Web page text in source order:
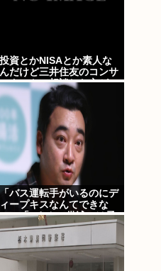
投資とかNISAとか素人な
んだけど三井住友のコンサ
ルタントに相談した方がい
いのか？
「バス運転手がいるのにデ
ィープキスなんてできな
い」「Aさんの供述には矛
盾点」元ジャンポケ斉藤慎
二側が主張した「同意があ
った」理由